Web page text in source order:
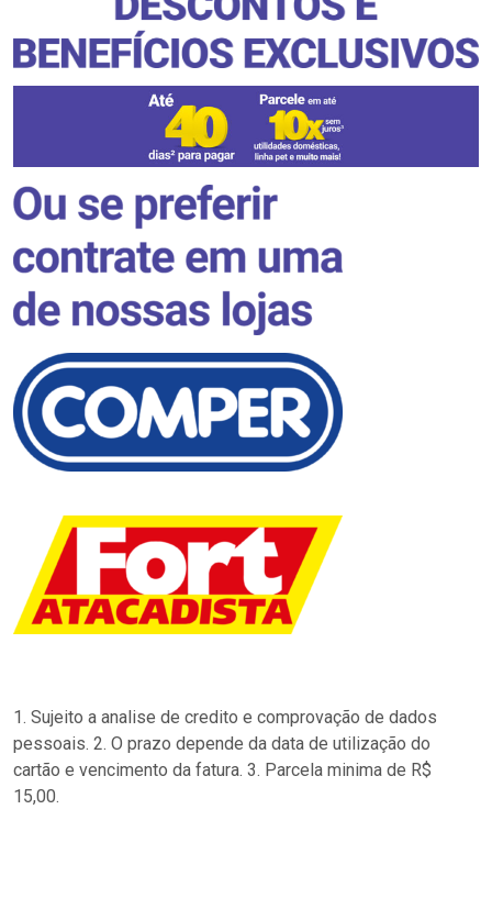
1. Sujeito a analise de credito e comprovação de dados
pessoais. 2. O prazo depende da data de utilização do
cartão e vencimento da fatura. 3. Parcela minima de R$
15,00.